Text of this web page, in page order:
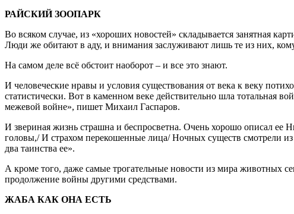
РАЙСКИЙ ЗООПАРК
Во всяком случае, из «хороших новостей» складывается занятная
Люди же обитают в аду, и внимания заслуживают лишь те из них,
На самом деле всё обстоит наоборот – и все это знают.
И человеческие нравы и условия существования от века к веку
статистически. Вот в каменном веке действительно шла тотальная
межевой войне», пишет Михаил Гаспаров.
И звериная жизнь страшна и беспросветна. Очень хорошо описал ее
головы,/ И страхом перекошенные лица/ Ночных существ смотрели
два таинства ее».
А кроме того, даже самые трогательные новости из мира животных
продолжение войны другими средствами.
ЖАБА КАК ОНА ЕСТЬ